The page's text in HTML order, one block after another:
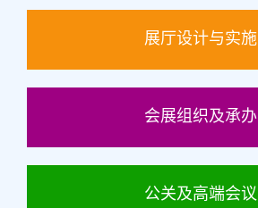
展厅设计与实施
会展组织及承办
公关及高端会议